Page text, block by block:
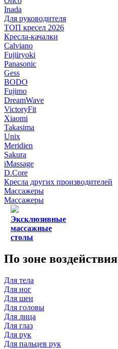
Inada
Для руководителя
ТОП кресел 2026
Кресла-качалки
Calviano
Fujiiryoki
Panasonic
Gess
BODO
Fujimo
DreamWave
VictoryFit
Xiaomi
Takasima
Unix
Meridien
Sakura
iMassage
D.Core
Кресла других производителей
Массажеры
Массажеры
Эксклюзивные
массажные
столы
По зоне воздействия
Для тела
Для ног
Для шеи
Для головы
Для лица
Для глаз
Для рук
Для пальцев рук